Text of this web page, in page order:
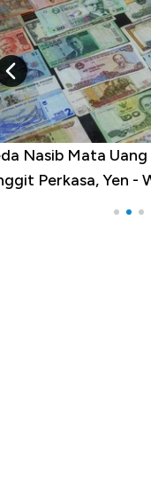
Nasib Mata Uang
Perkasa, Yen -